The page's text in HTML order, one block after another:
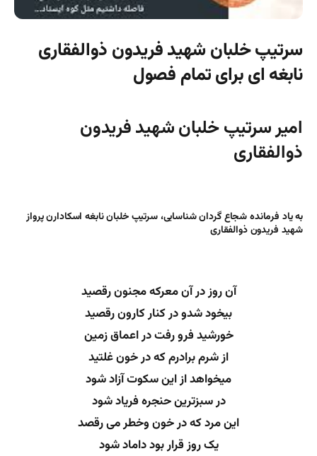
سرتیپ خلبان شهید فریدون ذوالفقاری
نابغه ای برای تمام فصول
امیر سرتیپ خلبان شهید فریدون
ذوالفقاری
به یاد فرمانده شجاع گردان شناسایی،سرتیپ خلبان نابغه اسکادارن پرواز
شهید فریدون ذوالفقاری
آن روز در آن معرکه مجنون رقصید
بیخود شدو در کنار کارون رقصید
خورشید فرو رفت در اعماق زمین
از شرم برادرم که در خون غلتید
میخواهد از این سکوت آزاد شود
در سبزترین حنجره فریاد شود
این مرد که در خون وخطر می رقصد
یک روز قرار بود داماد شود